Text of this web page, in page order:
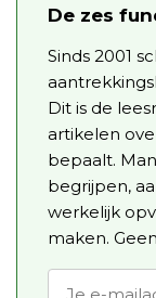
De zes
Sinds 2001
Dit is de
artikelen
bepaalt.
begrijpen,
werkelijk
maken.